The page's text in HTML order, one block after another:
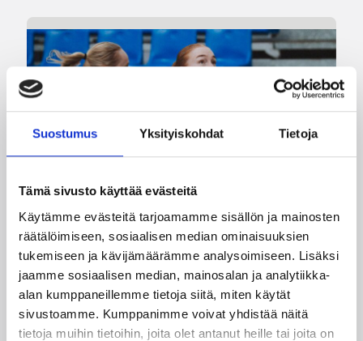
Suostumus Yksityiskohdat Tietoja
Tämä sivusto käyttää evästeitä
Käytämme evästeitä tarjoamamme sisällön ja mainosten
räätälöimiseen, sosiaalisen median ominaisuuksien
tukemiseen ja kävijämäärämme analysoimiseen. Lisäksi
jaamme sosiaalisen median, mainosalan ja analytiikka-
alan kumppaneillemme tietoja siitä, miten käytät
sivustoamme. Kumppanimme voivat yhdistää näitä
tietoja muihin tietoihin, joita olet antanut heille tai joita on
3×3 08.08.2026 22:58
Suomea edustavat 3×3-
joukkueet aloittivat Nordic Cup
-urakkansa Kööpenhaminassa